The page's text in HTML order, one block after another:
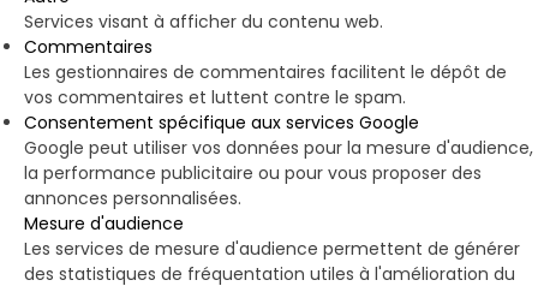
Services visant à afficher du contenu web.
Commentaires
Les gestionnaires de commentaires facilitent le dépôt de
vos commentaires et luttent contre le spam.
Consentement spécifique aux services Google
Google peut utiliser vos données pour la mesure d'audience,
la performance publicitaire ou pour vous proposer des
annonces personnalisées.
Mesure d'audience
Les services de mesure d'audience permettent de générer
des statistiques de fréquentation utiles à l'amélioration du